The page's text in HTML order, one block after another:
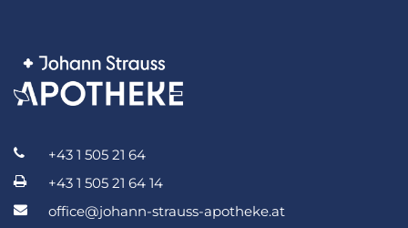
+43 1 505 21 64
+43 1 505 21 64 14
office@johann-strauss-apotheke.at